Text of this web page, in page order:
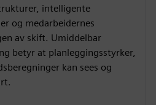
intelligente
og medarbeidernes
av skift. Umiddelbar
betyr at planleggingsstyrker,
kan sees og